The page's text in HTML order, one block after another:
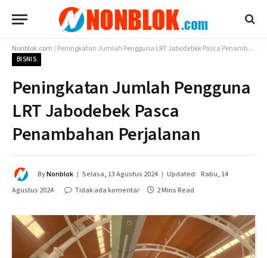
Nonblok.com/Peningkatan Jumlah Pengguna LRT Jabodebek Pasca Penambahan Perjalanan
BISNIS
Peningkatan Jumlah Pengguna
LRT Jabodebek Pasca
Penambahan Perjalanan
ByNonblok Selasa, 13 Agustus 2024 Updated: Rabu, 14
Agustus 2024
Tidak ada komentar 2 Mins Read